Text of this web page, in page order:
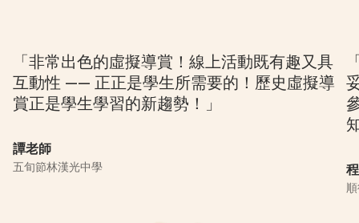
「非常出色的虛擬導賞！線上活動既有趣又具
互動性 —— 正正是學生所需要的！歷史虛擬導
賞正是學生學習的新趨勢！」
譚老師
五旬節林漢光中學